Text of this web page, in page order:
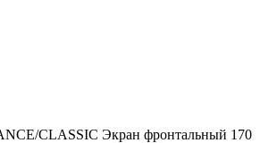
CLASSIC Экран фронтальный 170